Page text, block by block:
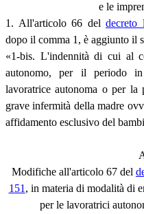
e le
1. All'articolo 66 del decreto
dopo il comma 1, è aggiunto il
«1-bis. L'indennità di cui al
autonomo, per il periodo
lavoratrice autonoma o per
grave infermità della madre
affidamento esclusivo del
Modifiche all'articolo 67 del
151 , in materia di modalità di
per le lavoratrici